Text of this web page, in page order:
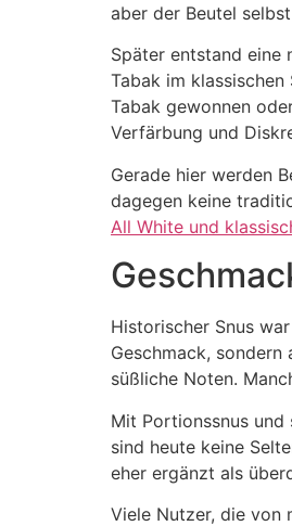
aber der Beutel
Später entstand eine
Tabak im
Tabak gewonnen
Verfärbung und
Gerade hier werden
dagegen keine
All White und
Historischer Snus
Geschmack,
süßliche Noten.
Mit Portionssnus
sind heute keine
eher ergänzt als
Viele Nutzer, die von